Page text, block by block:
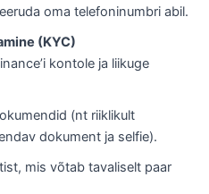
oma telefoninumbri abil.
(KYC)
kontole ja liikuge
(nt riiklikult
dokument ja selfie).
mis võtab tavaliselt paar